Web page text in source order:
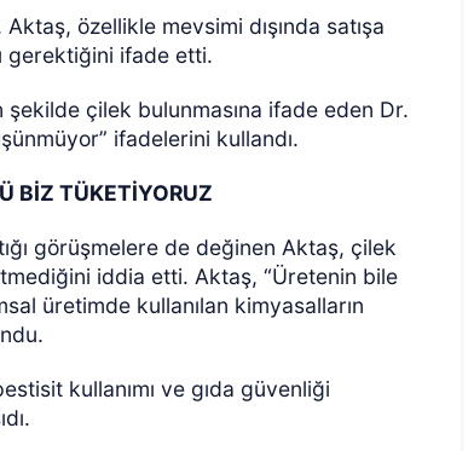
özellikle mevsimi dışında satışa
gerektiğini ifade etti.
çilek bulunmasına ifade eden Dr.
ifadelerini kullandı.
BİZ TÜKETİYORUZ
görüşmelere de değinen Aktaş, çilek
iddia etti. Aktaş, “Üretenin bile
üretimde kullanılan kimyasalların
kullanımı ve gıda güvenliği